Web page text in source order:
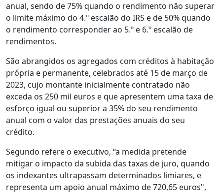
anual, sendo de 75% quando o rendimento não superar
o limite máximo do 4.º escalão do IRS e de 50% quando
o rendimento corresponder ao 5.º e 6.º escalão de
rendimentos.
São abrangidos os agregados com créditos à habitação
própria e permanente, celebrados até 15 de março de
2023, cujo montante inicialmente contratado não
exceda os 250 mil euros e que apresentem uma taxa de
esforço igual ou superior a 35% do seu rendimento
anual com o valor das prestações anuais do seu
crédito.
Segundo refere o executivo, “a medida pretende
mitigar o impacto da subida das taxas de juro, quando
os indexantes ultrapassam determinados limiares, e
representa um apoio anual máximo de 720,65 euros",